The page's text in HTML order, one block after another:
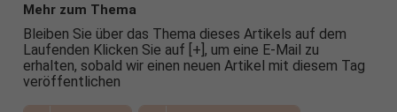
Mehr zum Thema
Bleiben Sie über das Thema dieses Artikels auf dem
Laufenden Klicken Sie auf [+], um eine E-Mail zu
erhalten, sobald wir einen neuen Artikel mit diesem Tag
veröffentlichen